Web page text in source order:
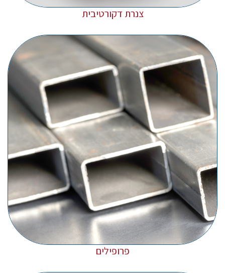
צנרת דקורטיבית
פרופילים